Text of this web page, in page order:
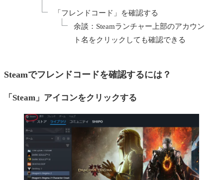
「フレンドコード」を確認する
余談：Steamランチャー上部のアカウン
ト名をクリックしても確認できる
Steamでフレンドコードを確認するには？
「Steam」アイコンをクリックする